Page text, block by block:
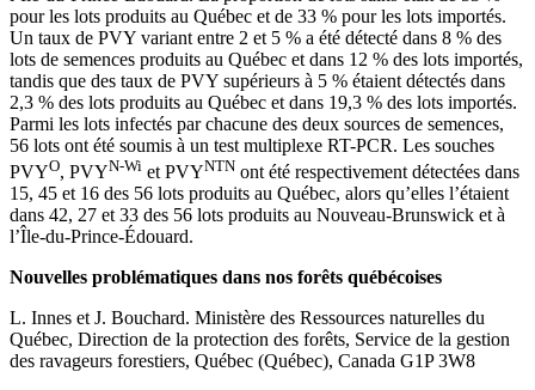
pour les lots produits au Québec et de 33 % pour les lots importés.
Un taux de PVY variant entre 2 et 5 % a été détecté dans 8 % des
lots de semences produits au Québec et dans 12 % des lots importés,
tandis que des taux de PVY supérieurs à 5 % étaient détectés dans
2,3 % des lots produits au Québec et dans 19,3 % des lots importés.
Parmi les lots infectés par chacune des deux sources de semences,
56 lots ont été soumis à un test multiplexe RT-PCR. Les souches
PVYO, PVYN-Wi et PVYNTN ont été respectivement détectées dans
15, 45 et 16 des 56 lots produits au Québec, alors qu’elles l’étaient
dans 42, 27 et 33 des 56 lots produits au Nouveau-Brunswick et à
l’Île-du-Prince-Édouard.
Nouvelles problématiques dans nos forêts québécoises
L. Innes et J. Bouchard. Ministère des Ressources naturelles du
Québec, Direction de la protection des forêts, Service de la gestion
des ravageurs forestiers, Québec (Québec), Canada G1P 3W8